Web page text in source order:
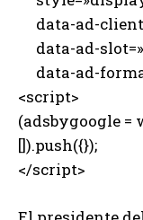
data-ad-
data-ad-
data-ad-
<script>
(adsbygoogle =
[]).push({});
</script>